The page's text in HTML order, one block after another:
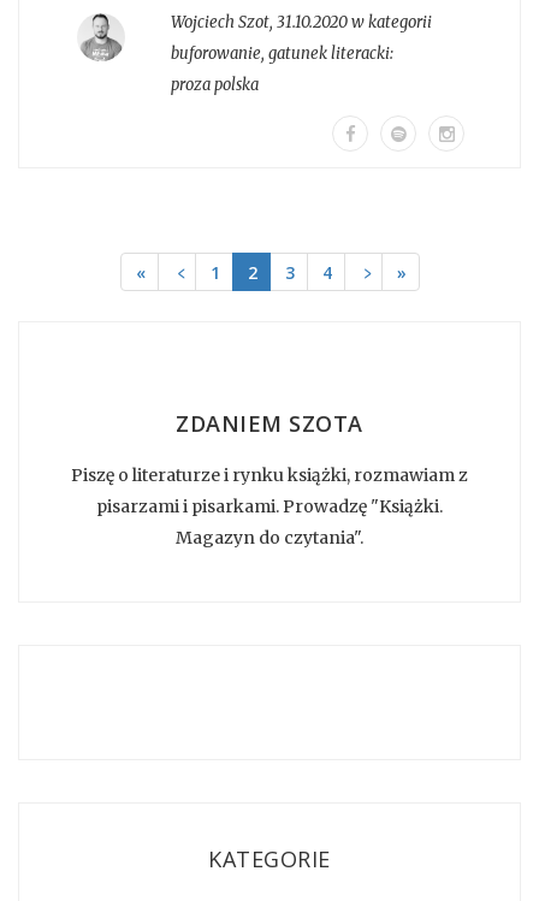
Wojciech Szot, 31.10.2020 w kategorii
buforowanie, gatunek literacki:
proza polska
« ﹤ 1 2 3 4 ﹥ »
ZDANIEM SZOTA
Piszę o literaturze i rynku książki, rozmawiam z
pisarzami i pisarkami. Prowadzę "Książki.
Magazyn do czytania".
KATEGORIE